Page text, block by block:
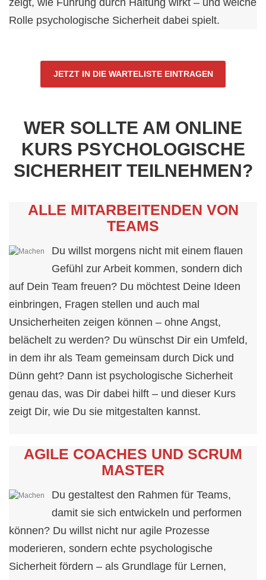
Rolle psychologische Sicherheit dabei spielt.
JETZT IN DIE WARTELISTE EINTRAGEN
WER SOLLTE AM ONLINE
KURS PSYCHOLOGISCHE
SICHERHEIT TEILNEHMEN?
ALLE MITARBEITENDEN VON
TEAMS
Du willst morgens nicht mit einem flauen
Gefühl zur Arbeit kommen, sondern dich
auf Dein Team freuen? Du möchtest Deine Ideen
einbringen, Fragen stellen und auch mal
Unsicherheiten zeigen können – ohne Angst,
belächelt zu werden? Du wünschst Dir ein Umfeld,
in dem ihr als Team gemeinsam durch Dick und
Dünn geht? Dann ist psychologische Sicherheit
genau das, was Dir dabei hilft – und dieser Kurs
zeigt Dir, wie Du sie mitgestalten kannst.
AGILE COACHES UND SCRUM
MASTER
Du gestaltest den Rahmen für Teams,
damit sie sich entwickeln und performen
können? Du willst nicht nur agile Prozesse
moderieren, sondern echte psychologische
Sicherheit fördern – als Grundlage für Lernen,